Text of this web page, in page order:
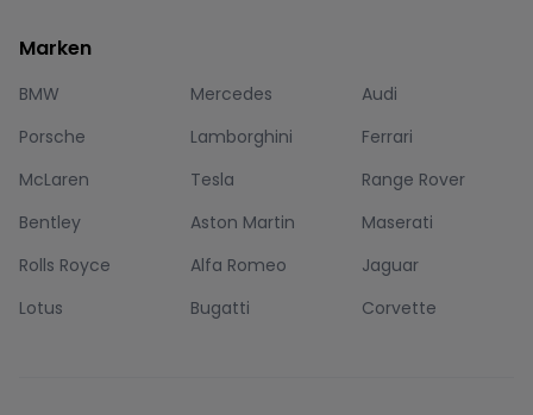
Marken
BMW Mercedes
Audi
Porsche
Lamborghini
Ferrari
McLaren
Tesla
Range Rover
Bentley
Aston Martin
Maserati
Rolls Royce
Alfa Romeo
Jaguar
Lotus
Bugatti Corvette